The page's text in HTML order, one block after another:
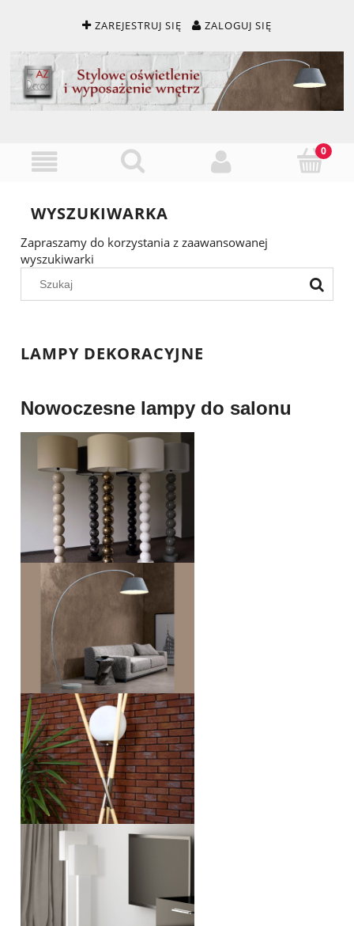
ZAREJESTRUJ SIĘ ZALOGUJ SIĘ
WYSZUKIWARKA
Zapraszamy do korzystania z zaawansowanej
wyszukiwarki
LAMPY DEKORACYJNE
Nowoczesne lampy do salonu